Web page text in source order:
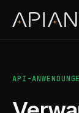
API-